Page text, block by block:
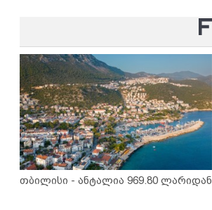
თბილისი - ანტალია 969.80 ლარიდან